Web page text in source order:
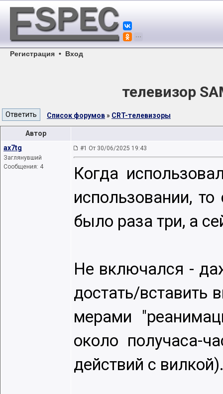
Регистрация • Вход
телевизор
Список форумов » CRT-телевизоры
Автор
ax7tg
Заглянувший
Сообщения: 4
#1 От 30/06/2025 19:43
Когда
использовании,
было раза три, а
Не включался -
достать/вставить
мерами
около получаса-
действий с